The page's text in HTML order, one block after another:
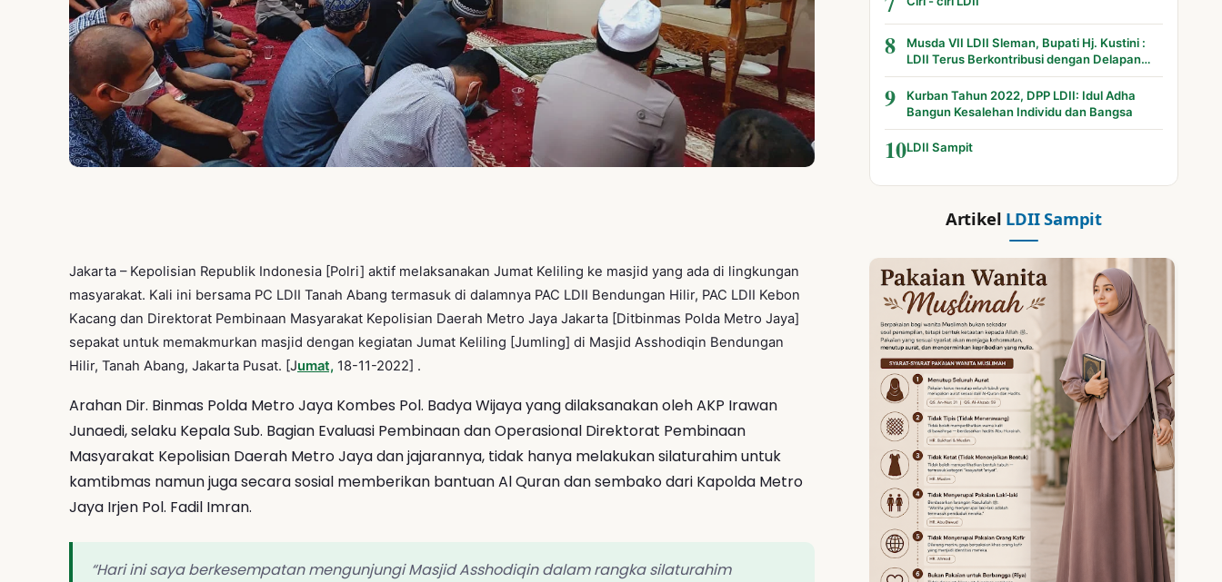
Jakarta – Kepolisian Republik Indonesia [Polri] aktif melaksanakan Jumat Keliling ke masjid yang ada di lingkungan
masyarakat. Kali ini bersama PC LDII Tanah Abang termasuk di dalamnya PAC LDII Bendungan Hilir, PAC LDII Kebon
Kacang dan Direktorat Pembinaan Masyarakat Kepolisian Daerah Metro Jaya Jakarta [Ditbinmas Polda Metro Jaya]
sepakat untuk memakmurkan masjid dengan kegiatan Jumat Keliling [Jumling] di Masjid Asshodiqin Bendungan
Hilir, Tanah Abang, Jakarta Pusat. [Jumat, 18-11-2022] .
Arahan Dir. Binmas Polda Metro Jaya Kombes Pol. Badya Wijaya yang dilaksanakan oleh AKP Irawan
Junaedi, selaku Kepala Sub. Bagian Evaluasi Pembinaan dan Operasional Direktorat Pembinaan
Masyarakat Kepolisian Daerah Metro Jaya dan jajarannya, tidak hanya melakukan silaturahim untuk
kamtibmas namun juga secara sosial memberikan bantuan Al Quran dan sembako dari Kapolda Metro
Jaya Irjen Pol. Fadil Imran.
“Hari ini saya berkesempatan mengunjungi Masjid Asshodiqin dalam rangka silaturahim
8
Musda VII LDII Sleman, Bupati Hj. Kustini :
LDII Terus Berkontribusi dengan Delapan
Bidang
9
Kurban Tahun 2022, DPP LDII: Idul Adha
Bangun Kesalehan Individu dan Bangsa
10LDII Sampit
Artikel LDII Sampit